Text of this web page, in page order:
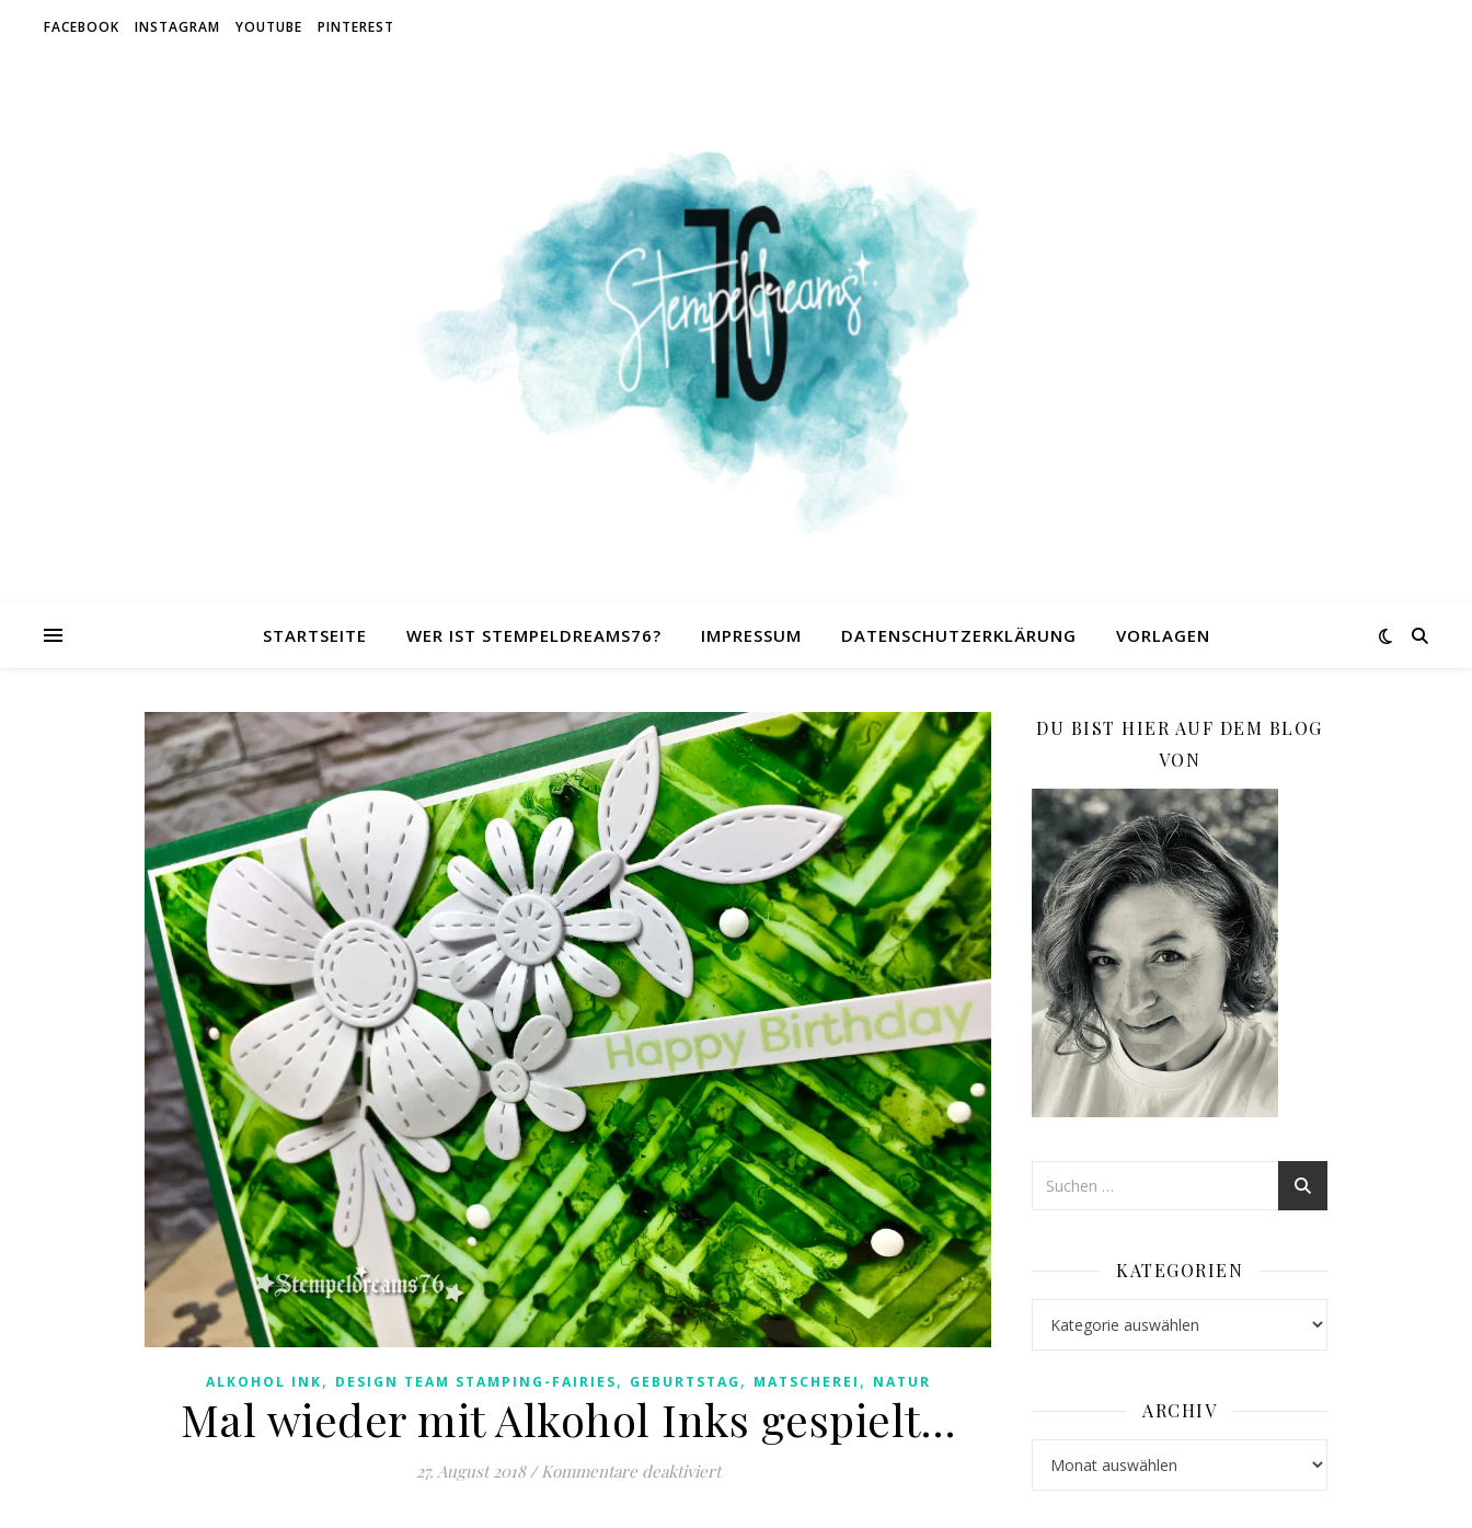
FACEBOOK INSTAGRAM YOUTUBE PINTEREST
STARTSEITE WER IST STEMPELDREAMS76? IMPRESSUM DATENSCHUTZERKLÄRUNG VORLAGEN
ALKOHOL INK, DESIGN TEAM STAMPING-FAIRIES, GEBURTSTAG , MATSCHEREI , NATUR
Mal wieder mit Alkohol Inks gespielt…
27. August 2018 / Kommentare deaktiviertfür Mal wieder mit Alkohol Inks gespielt…
DU BIST HIER AUF DEM BLOG
VON
KATEGORIEN
ARCHIV